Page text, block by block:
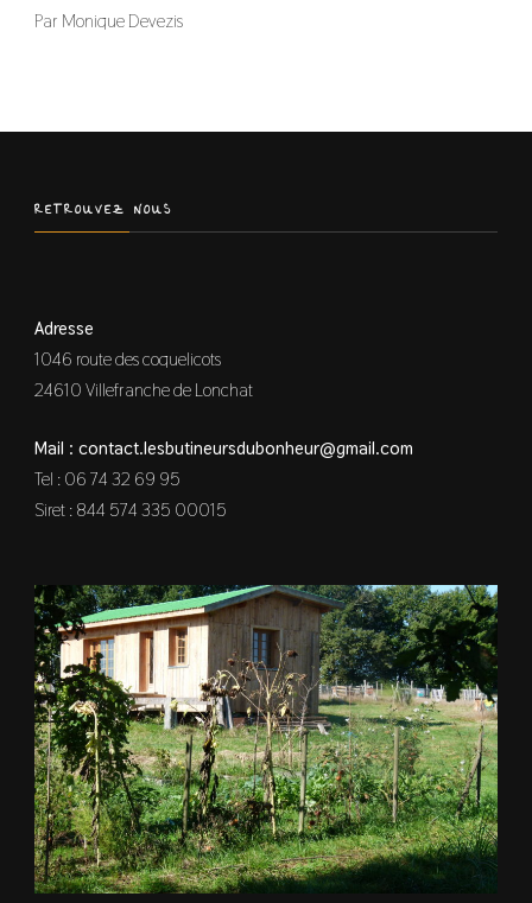
Par Monique Devezis
RETROUVEZ NOUS
Adresse
1046 route des coquelicots
24610 Villefranche de Lonchat
Mail : contact.lesbutineursdubonheur@gmail.com
Tel : 06 74 32 69 95
Siret : 844 574 335 00015